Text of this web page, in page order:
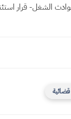
الشغل- قرار